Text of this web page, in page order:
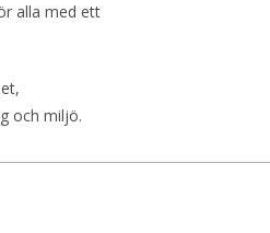
alla med ett
och miljö.